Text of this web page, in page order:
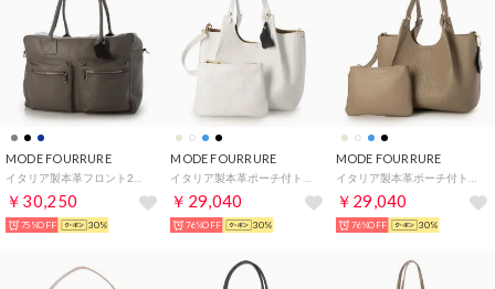
MODE FOURRURE
￥30,250
75%OFF 30%
MODE FOURRURE
￥29,040
76%OFF 30%
MODE FOURRURE
￥29,040
76%OFF 30%